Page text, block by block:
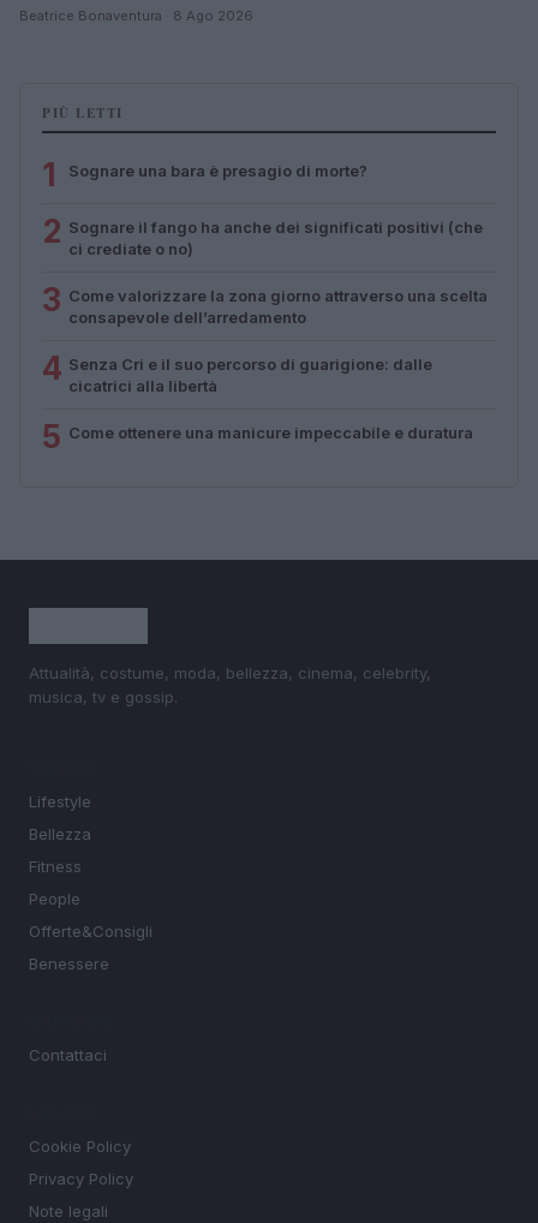
Beatrice Bonaventura · 8 Ago 2026
PIÙ LETTI
1 Sognare una bara è presagio di morte?
2 Sognare il fango ha anche dei significati positivi (che
ci crediate o no)
3 Come valorizzare la zona giorno attraverso una scelta
consapevole dell’arredamento
4 Senza Cri e il suo percorso di guarigione: dalle
cicatrici alla libertà
5 Come ottenere una manicure impeccabile e duratura
Attualità, costume, moda, bellezza, cinema, celebrity,
musica, tv e gossip.
Lifestyle
Bellezza
Fitness
People
Offerte&Consigli
Benessere
Contattaci
Cookie Policy
Privacy Policy
Note legali